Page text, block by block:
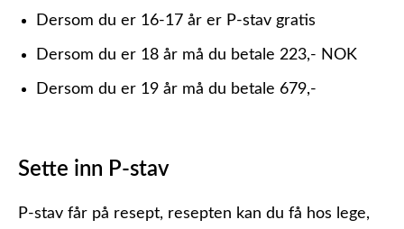
Dersom du er 16-17 år er P-stav gratis
Dersom du er 18 år må du betale 223,- NOK
Dersom du er 19 år må du betale 679,-
Sette inn P-stav
P-stav får på resept, resepten kan du få hos lege,